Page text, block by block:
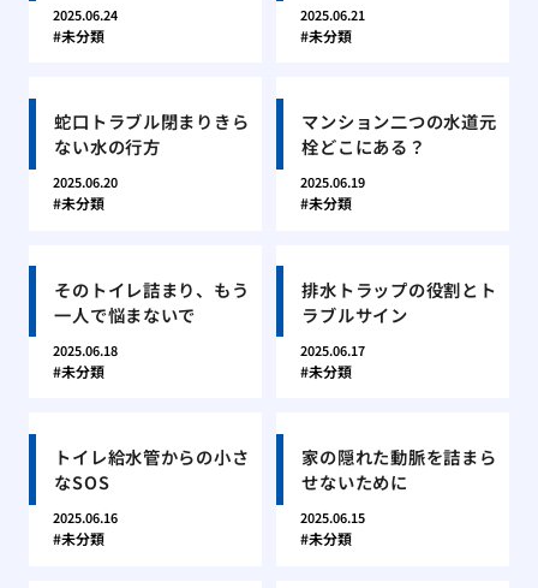
2025.06.24
未分類
2025.06.21
未分類
蛇口トラブル閉まりきら
ない水の行方
2025.06.20
未分類
マンション二つの水道元
栓どこにある？
2025.06.19
未分類
そのトイレ詰まり、もう
一人で悩まないで
2025.06.18
未分類
排水トラップの役割とト
ラブルサイン
2025.06.17
未分類
トイレ給水管からの小さ
なSOS
2025.06.16
未分類
家の隠れた動脈を詰まら
せないために
2025.06.15
未分類